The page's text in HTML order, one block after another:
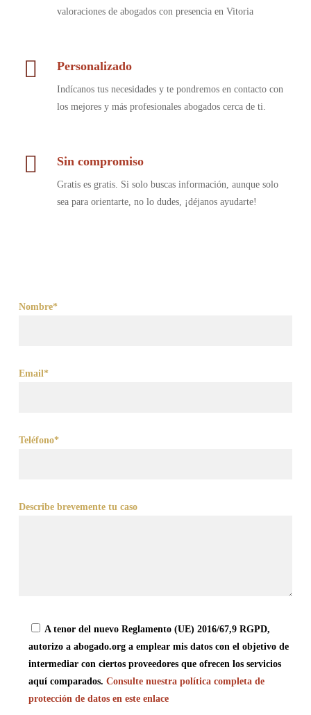
valoraciones de abogados con presencia en Vitoria
Personalizado
Indícanos tus necesidades y te pondremos en contacto con
los mejores y más profesionales abogados cerca de ti.
Sin compromiso
Gratis es gratis. Si solo buscas información, aunque solo
sea para orientarte, no lo dudes, ¡déjanos ayudarte!
Nombre*
Email*
Teléfono*
Describe brevemente tu caso
A tenor del nuevo Reglamento (UE) 2016/67,9 RGPD,
autorizo a abogado.org a emplear mis datos con el objetivo de
intermediar con ciertos proveedores que ofrecen los servicios
aquí comparados. Consulte nuestra política completa de
protección de datos en este enlace